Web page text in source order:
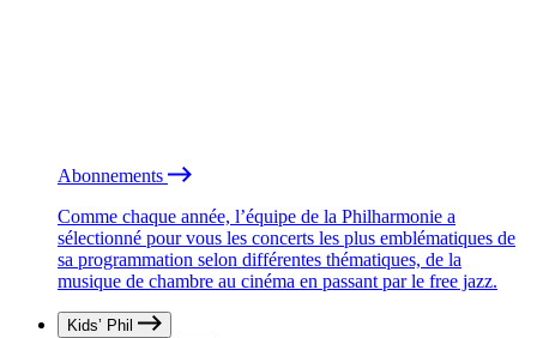
Abonnements
Comme chaque année, l’équipe de la Philharmonie a
sélectionné pour vous les concerts les plus emblématiques de
sa programmation selon différentes thématiques, de la
musique de chambre au cinéma en passant par le free jazz.
Kids’ Phil